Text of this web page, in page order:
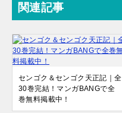
関連記事
センゴク＆センゴク天正記｜全
30巻完結！マンガBANGで全
巻無料掲載中！